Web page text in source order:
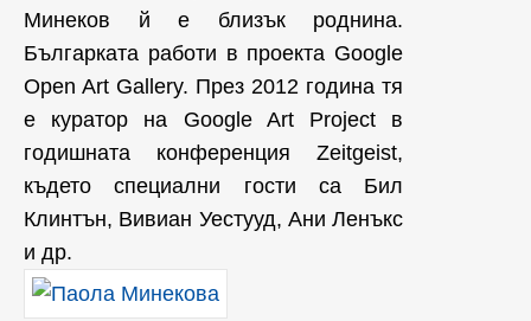
Минеков й е близък роднина.
Българката работи в проекта Google
Open Art Gallery. През 2012 година тя
е куратор на Google Art Project в
годишната конференция Zeitgeist,
където специални гости са Бил
Клинтън, Вивиан Уестууд, Ани Ленъкс
и др.